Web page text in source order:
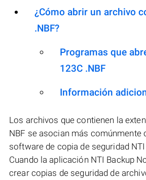
¿Cómo abrir un archivo
.NBF?
Programas que
123C .NBF
Información
Los archivos que contienen la
NBF se asocian más comúnmente
software de copia de seguridad
Cuando la aplicación NTI Backup
crear copias de seguridad de